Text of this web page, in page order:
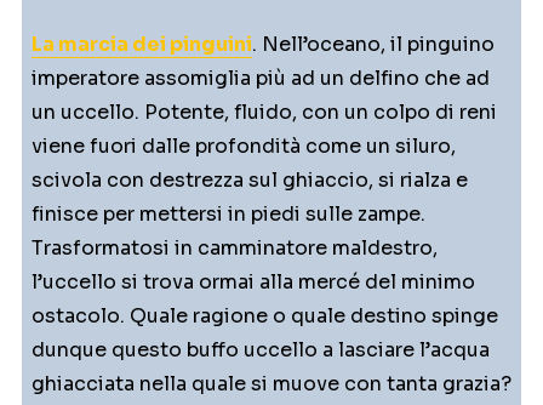
La marcia dei pinguini. Nell’oceano, il pinguino
imperatore assomiglia più ad un delfino che ad
un uccello. Potente, fluido, con un colpo di reni
viene fuori dalle profondità come un siluro,
scivola con destrezza sul ghiaccio, si rialza e
finisce per mettersi in piedi sulle zampe.
Trasformatosi in camminatore maldestro,
l’uccello si trova ormai alla mercé del minimo
ostacolo. Quale ragione o quale destino spinge
dunque questo buffo uccello a lasciare l’acqua
ghiacciata nella quale si muove con tanta grazia?